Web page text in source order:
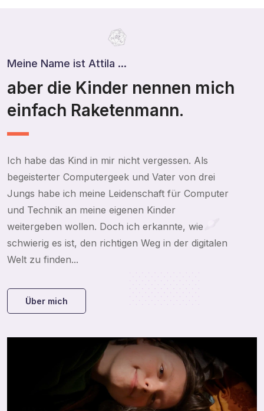
Meine Name ist Attila ...
aber die Kinder nennen mich
einfach Raketenmann.
Ich habe das Kind in mir nicht vergessen. Als
begeisterter Computergeek und Vater von drei
Jungs habe ich meine Leidenschaft für Computer
und Technik an meine eigenen Kinder
weitergeben wollen. Doch ich erkannte, wie
schwierig es ist, den richtigen Weg in der digitalen
Welt zu finden...
Über mich